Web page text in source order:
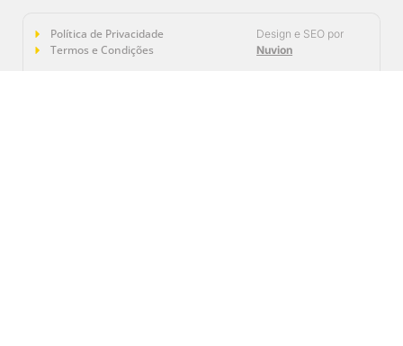
Política de Privacidade
Termos e Condições
Design e SEO por
Nuvion